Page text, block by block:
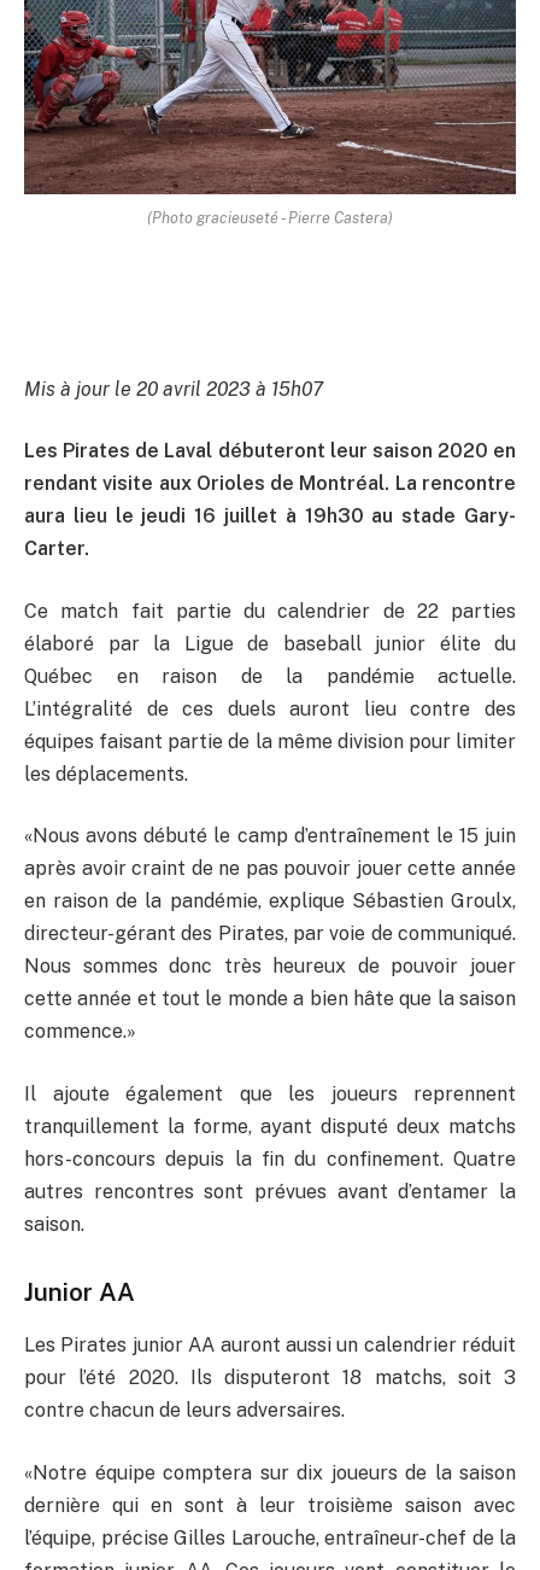
(Photo gracieuseté - Pierre Castera)
Mis à jour le 20 avril 2023 à 15h07
Les Pirates de Laval débuteront leur saison 2020 en
rendant visite aux Orioles de Montréal. La rencontre
aura lieu le jeudi 16 juillet à 19h30 au stade Gary-
Carter.
Ce match fait partie du calendrier de 22 parties
élaboré par la Ligue de baseball junior élite du
Québec en raison de la pandémie actuelle.
L’intégralité de ces duels auront lieu contre des
équipes faisant partie de la même division pour limiter
les déplacements.
«Nous avons débuté le camp d’entraînement le 15 juin
après avoir craint de ne pas pouvoir jouer cette année
en raison de la pandémie, explique Sébastien Groulx,
directeur-gérant des Pirates, par voie de communiqué.
Nous sommes donc très heureux de pouvoir jouer
cette année et tout le monde a bien hâte que la saison
commence.»
Il ajoute également que les joueurs reprennent
tranquillement la forme, ayant disputé deux matchs
hors-concours depuis la fin du confinement. Quatre
autres rencontres sont prévues avant d’entamer la
saison.
Junior AA
Les Pirates junior AA auront aussi un calendrier réduit
pour l’été 2020. Ils disputeront 18 matchs, soit 3
contre chacun de leurs adversaires.
«Notre équipe comptera sur dix joueurs de la saison
dernière qui en sont à leur troisième saison avec
l’équipe, précise Gilles Larouche, entraîneur-chef de la